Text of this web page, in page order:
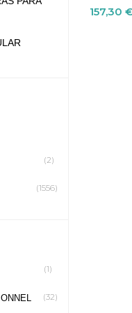
(2)
(1556)
(1)
(32)
Precio
157,30